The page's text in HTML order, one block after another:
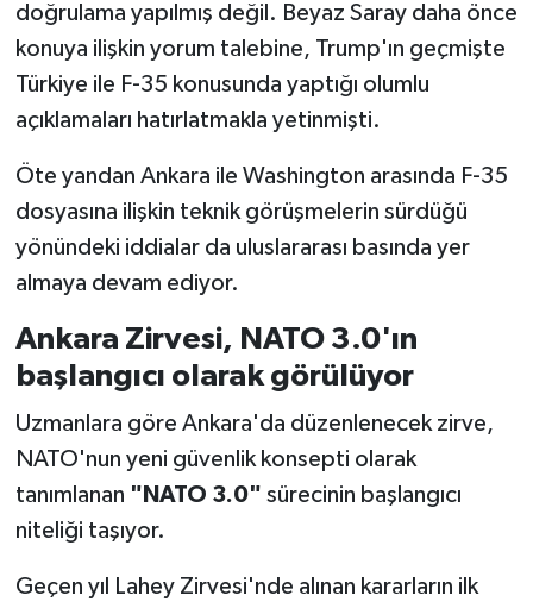
doğrulama yapılmış değil. Beyaz Saray daha önce
konuya ilişkin yorum talebine, Trump'ın geçmişte
Türkiye ile F-35 konusunda yaptığı olumlu
açıklamaları hatırlatmakla yetinmişti.
Öte yandan Ankara ile Washington arasında F-35
dosyasına ilişkin teknik görüşmelerin sürdüğü
yönündeki iddialar da uluslararası basında yer
almaya devam ediyor.
Ankara Zirvesi, NATO 3.0'ın
başlangıcı olarak görülüyor
Uzmanlara göre Ankara'da düzenlenecek zirve,
NATO'nun yeni güvenlik konsepti olarak
tanımlanan "NATO 3.0" sürecinin başlangıcı
niteliği taşıyor.
Geçen yıl Lahey Zirvesi'nde alınan kararların ilk